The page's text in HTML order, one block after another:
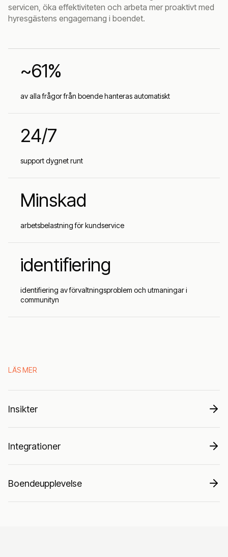
servicen, öka effektiviteten och arbeta mer proaktivt med
hyresgästens engagemang i boendet.
~61%
av alla frågor från boende hanteras automatiskt
24/7
support dygnet runt
Minskad
arbetsbelastning för kundservice
identifiering
identifiering av förvaltningsproblem och utmaningar i
communityn
LÄS MER
Insikter
Integrationer
Boendeupplevelse